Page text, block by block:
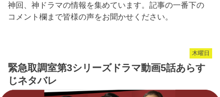
神回、神ドラマの情報を集めています。記事の一番下の
コメント欄まで皆様の声をお聞かせください。
木曜日
緊急取調室第3シリーズドラマ動画5話あらす
じネタバレ